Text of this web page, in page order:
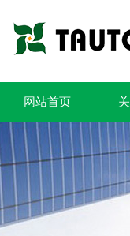
网站首页